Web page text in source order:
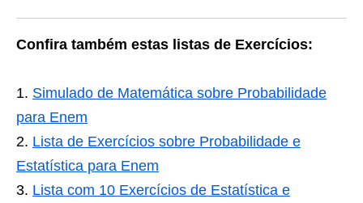
Confira também estas listas de Exercícios:
Simulado de Matemática sobre Probabilidade
para Enem
Lista de Exercícios sobre Probabilidade e
Estatística para Enem
Lista com 10 Exercícios de Estatística e